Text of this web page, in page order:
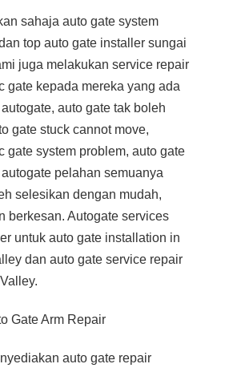
sahaja auto gate system
top auto gate installer sungai
juga melakukan service repair
gate kepada mereka yang ada
auto gate tak boleh
gate stuck cannot move,
gate system problem, auto gate
pelahan semuanya
selesikan dengan mudah,
berkesan. Autogate services
untuk auto gate installation in
dan auto gate service repair
Gate Arm Repair
auto gate repair